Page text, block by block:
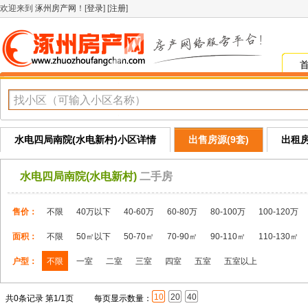
欢迎来到 涿州房产网 ！[登录] [注册]
水电四局南院(水电新村)小区详情 出售房源(9套) 出租
水电四局南院(水电新村) 二手房
售价： 不限 40万以下 40-60万 60-80万 80-100万 100-120万
面积： 不限 50㎡以下 50-70㎡ 70-90㎡ 90-110㎡ 110-130㎡
户型： 不限 一室 二室 三室 四室 五室 五室以上
共0条记录 第1/1页 每页显示数量： 10 20 40